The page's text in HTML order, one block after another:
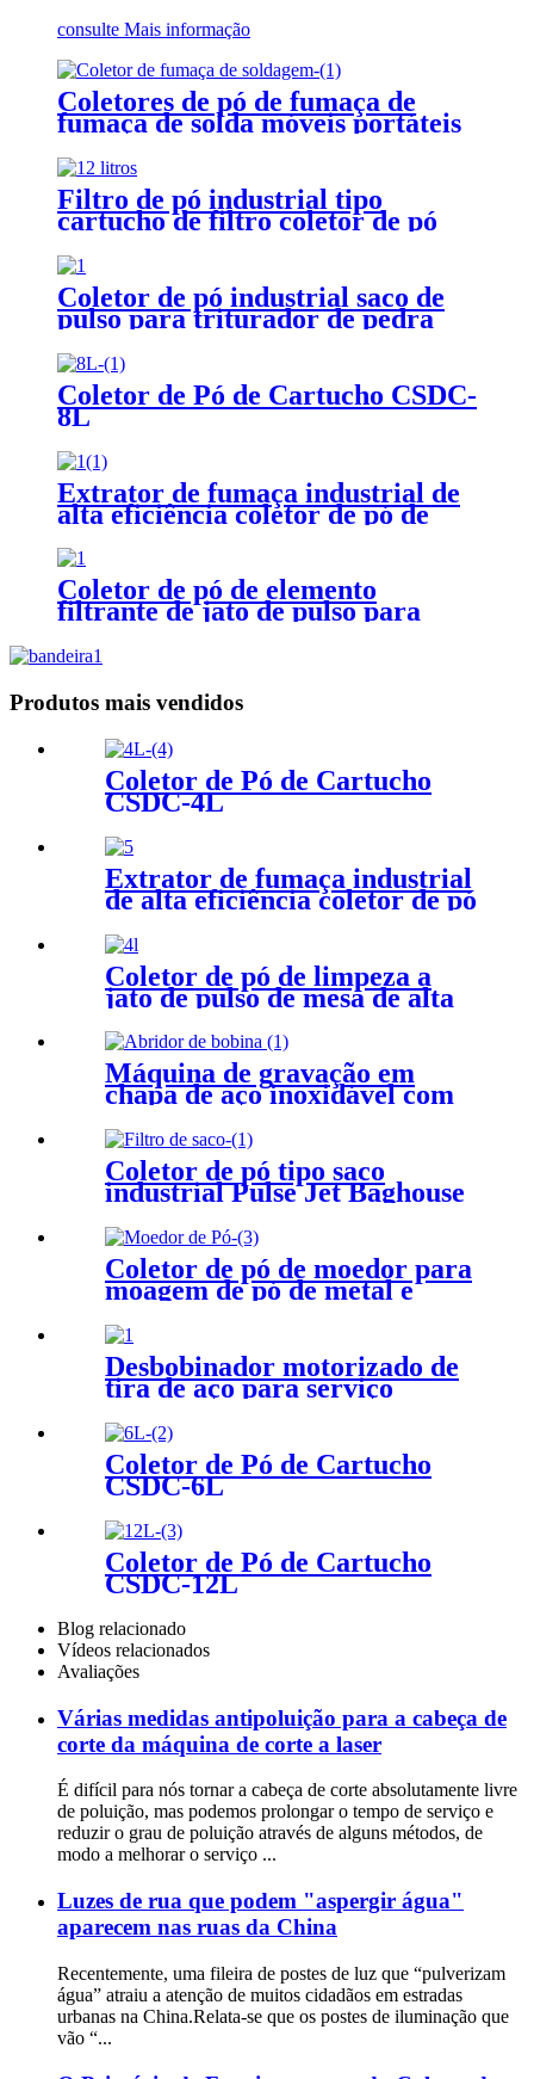
consulte Mais informação
Coletores de pó de fumaça de
fumaça de solda móveis portáteis
Filtro de pó industrial tipo
cartucho de filtro coletor de pó
Coletor de pó industrial saco de
pulso para triturador de pedra
Coletor de Pó de Cartucho CSDC-
8L
Extrator de fumaça industrial de
alta eficiência coletor de pó de
serra de pedra coletor de pó de
soldagem
Coletor de pó de elemento
filtrante de jato de pulso para
medicamentos
Produtos mais vendidos
Coletor de Pó de Cartucho
CSDC-4L
Extrator de fumaça industrial
de alta eficiência coletor de pó
pó de soldagem
Coletor de pó de limpeza a
jato de pulso de mesa de alta
eficiência
Máquina de gravação em
chapa de aço inoxidável com
Coletor de pó tipo saco
industrial Pulse Jet Baghouse
Coletor de pó de moedor para
moagem de pó de metal e
Desbobinador motorizado de
tira de aço para serviço
Coletor de Pó de Cartucho
CSDC-6L
Coletor de Pó de Cartucho
CSDC-12L
Blog relacionado
Vídeos relacionados
Avaliações
Várias medidas antipoluição para a cabeça de
corte da máquina de corte a laser
É difícil para nós tornar a cabeça de corte absolutamente livre
de poluição, mas podemos prolongar o tempo de serviço e
reduzir o grau de poluição através de alguns métodos, de
modo a melhorar o serviço ...
Luzes de rua que podem "aspergir água"
aparecem nas ruas da China
Recentemente, uma fileira de postes de luz que “pulverizam
água” atraiu a atenção de muitos cidadãos em estradas
urbanas na China.Relata-se que os postes de iluminação que
vão “...